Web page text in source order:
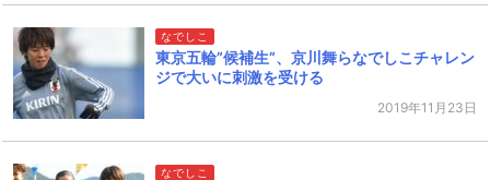
なでしこ
東京五輪”候補生”、京川舞らなでしこチャレン
ジで大いに刺激を受ける
2019年11月23日
なでしこ